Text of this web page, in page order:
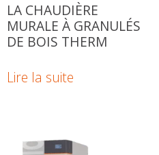
LA CHAUDIÈRE
MURALE À GRANULÉS
DE BOIS THERM
Lire la suite